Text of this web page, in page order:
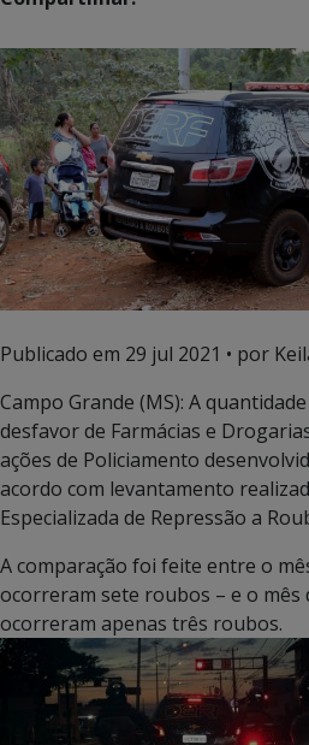
Publicado em 29 jul 2021 • por
Campo Grande (MS): A
desfavor de Farmácias e
ações de Policiamento
acordo com levantamento
Especializada de Repressão a
A comparação foi feite entre o
ocorreram sete roubos – e o mês
ocorreram apenas três roubos.